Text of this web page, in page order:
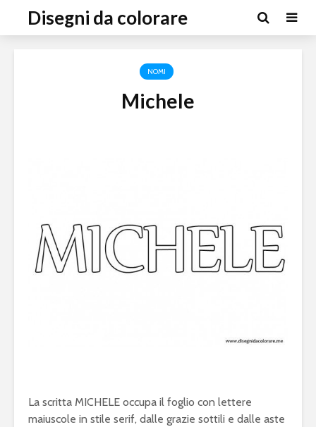
Disegni da colorare
NOMI
Michele
La scritta MICHELE occupa il foglio con lettere
maiuscole in stile serif, dalle grazie sottili e dalle aste